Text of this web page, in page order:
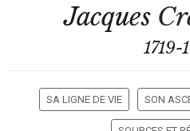
Jacques
1719-
SA LIGNE DE VIE SON